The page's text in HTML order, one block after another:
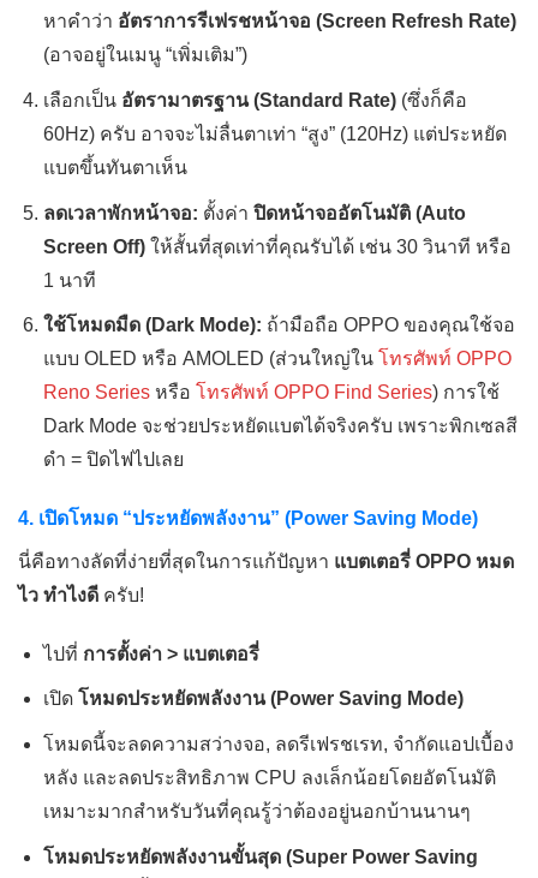
หาคำว่า อัตราการรีเฟรชหน้าจอ (Screen Refresh Rate)
(อาจอยู่ในเมนู “เพิ่มเติม”)
เลือกเป็น อัตรามาตรฐาน (Standard Rate)(ซึ่งก็คือ
60Hz) ครับ อาจจะไม่ลื่นตาเท่า “สูง” (120Hz) แต่ประหยัด
แบตขึ้นทันตาเห็น
ลดเวลาพักหน้าจอ: ตั้งค่า ปิดหน้าจออัตโนมัติ (Auto
Screen Off)ให้สั้นที่สุดเท่าที่คุณรับได้ เช่น 30 วินาที หรือ
1 นาที
ใช้โหมดมืด (Dark Mode): ถ้ามือถือ OPPO ของคุณใช้จอ
แบบ OLED หรือ AMOLED (ส่วนใหญ่ใน โทรศัพท์ OPPO
Reno Seriesหรือ โทรศัพท์ OPPO Find Series) การใช้
Dark Mode จะช่วยประหยัดแบตได้จริงครับ เพราะพิกเซลสี
ดำ = ปิดไฟไปเลย
4. เปิดโหมด “ประหยัดพลังงาน” (Power Saving Mode)
นี่คือทางลัดที่ง่ายที่สุดในการแก้ปัญหา แบตเตอรี่ OPPO หมด
ไว ทำไงดี ครับ!
ไปที่ การตั้งค่า > แบตเตอรี่
เปิด โหมดประหยัดพลังงาน (Power Saving Mode)
โหมดนี้จะลดความสว่างจอ, ลดรีเฟรชเรท, จำกัดแอปเบื้อง
หลัง และลดประสิทธิภาพ CPU ลงเล็กน้อยโดยอัตโนมัติ
เหมาะมากสำหรับวันที่คุณรู้ว่าต้องอยู่นอกบ้านนานๆ
โหมดประหยัดพลังงานขั้นสุด (Super Power Saving